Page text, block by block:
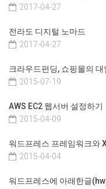
2017-04-27
전라도 디지털 노마드
2017-04-27
크라우드펀딩, 쇼핑몰의
2015-07-19
AWS EC2 웹서버 설정하기
2015-04-09
워드프레스 프레임워크와
2015-04-04
워드프레스에 아래한글